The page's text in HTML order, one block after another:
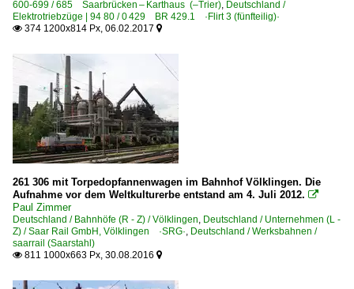
600-699 / 685 Saarbrücken – Karthaus (–Trier), Deutschland /
Elektrotriebzüge | 94 80 / 0 429 BR 429.1 ·Flirt 3 (fünfteilig)·
 374 1200x814 Px, 06.02.2017 
261 306 mit Torpedopfannenwagen im Bahnhof Völklingen. Die
Aufnahme vor dem Weltkulturerbe entstand am 4. Juli 2012. 
Paul Zimmer
Deutschland / Bahnhöfe (R - Z) / Völklingen, Deutschland / Unternehmen (L -
Z) / Saar Rail GmbH, Völklingen ·SRG·, Deutschland / Werksbahnen /
saarrail (Saarstahl)
 811 1000x663 Px, 30.08.2016 